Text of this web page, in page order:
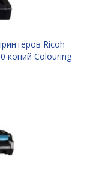
Ricoh
копий Colouring